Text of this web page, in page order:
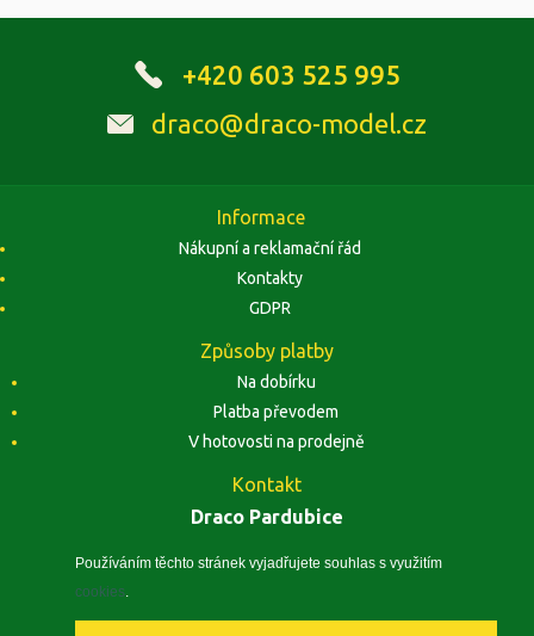
Používáním těchto stránek vyjadřujete souhlas s využitím
cookies
+420 603 525 995
draco@draco-model.cz
Informace
Nákupní a reklamační řád
Kontakty
GDPR
Způsoby platby
Na dobírku
Platba převodem
V hotovosti na prodejně
Kontakt
Draco Pardubice
Zobrazit na mapě